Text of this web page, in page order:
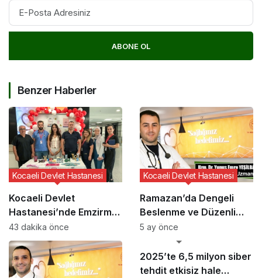
ABONE OL
Benzer Haberler
Kocaeli Devlet
Hastanesi’nde Emzirme
Haftası Etkinliği
Kocaeli Devlet Hastanesi
43 dakika önce
Ramazan’da Dengeli
Beslenme ve Düzenli
Yaşam Vurgusu
Kocaeli Devlet Hastanesi
5 ay önce
2025’te 6,5 milyon siber
tehdit etkisiz hale
GÜNCEL HABERLER